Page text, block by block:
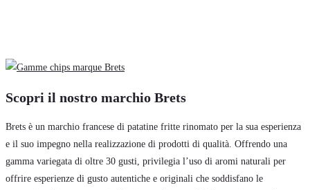
Scopri il nostro marchio Brets
Brets è un marchio francese di patatine fritte rinomato per la sua esperienza
e il suo impegno nella realizzazione di prodotti di qualità. Offrendo una
gamma variegata di oltre 30 gusti, privilegia l’uso di aromi naturali per
offrire esperienze di gusto autentiche e originali che soddisfano le